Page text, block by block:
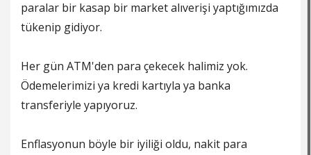
paralar bir kasap bir market alıverişi yaptığımızda
tükenip gidiyor.
Her gün ATM'den para çekecek halimiz yok.
Ödemelerimizi ya kredi kartıyla ya banka
transferiyle yapıyoruz.
Enflasyonun böyle bir iyiliği oldu, nakit para